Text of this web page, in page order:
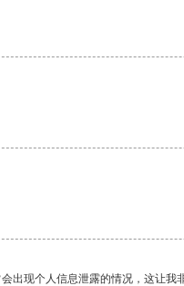
出现个人信息泄露的情况，这让我